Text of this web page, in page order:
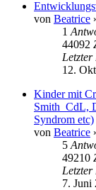
von Beatrice
1
44092
12.
Kinder mit
Smith_CdL,
Syndrom etc)
von Beatrice
5
49210
7. Juni